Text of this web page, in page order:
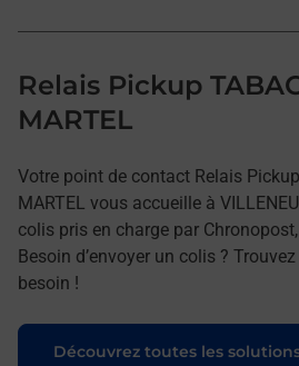
Relais Pickup
MARTEL
Votre point de contact Relais Pickup
MARTEL vous accueille à
colis pris en charge par
Besoin d’envoyer un colis ?
besoin !
Découvrez toutes les